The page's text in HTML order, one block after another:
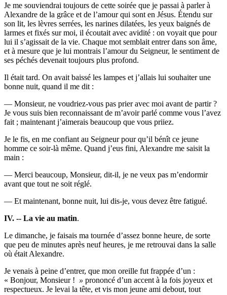
Je me souviendrai toujours de cette soirée que je passai à parler à
Alexandre de la grâce et de l’amour qui sont en Jésus. Étendu sur
son lit, les lèvres serrées, les narines dilatées, les yeux baignés de
larmes et fixés sur moi, il écoutait avec avidité : on voyait que pour
lui il s’agissait de la vie. Chaque mot semblait entrer dans son âme,
et à mesure que je lui montrais l’amour du Seigneur, le sentiment de
ses péchés devenait toujours plus profond.
Il était tard. On avait baissé les lampes et j’allais lui souhaiter une
bonne nuit, quand il me dit :
— Monsieur, ne voudriez-vous pas prier avec moi avant de partir ?
Je vous suis bien reconnaissant de m’avoir parlé comme vous l’avez
fait ; maintenant j’aimerais beaucoup que vous priiez.
Je le fis, en me confiant au Seigneur pour qu’il bénît ce jeune
homme ce soir-là même. Quand j’eus fini, Alexandre me saisit la
main :
— Merci beaucoup, Monsieur, dit-il, je ne veux pas m’endormir
avant que tout ne soit réglé.
— Et maintenant, bonne nuit, lui dis-je, vous devez être fatigué.
IV. -- La vie au matin.
Le dimanche, je faisais ma tournée d’assez bonne heure, de sorte
que peu de minutes après neuf heures, je me retrouvai dans la salle
où était Alexandre.
Je venais à peine d’entrer, que mon oreille fut frappée d’un :
« Bonjour, Monsieur ! » prononcé d’un accent à la fois joyeux et
respectueux. Je levai la tête, et vis mon jeune ami debout, tout